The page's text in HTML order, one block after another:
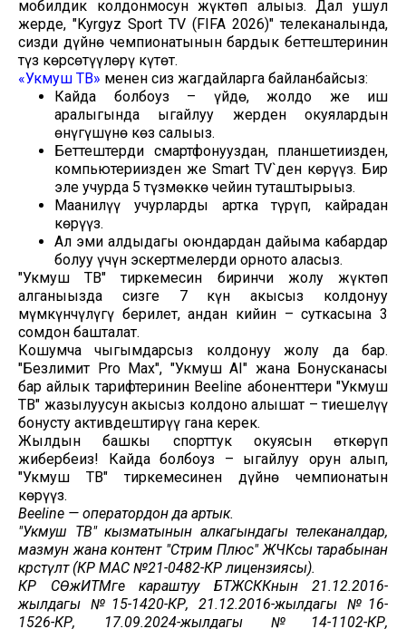
мобилдик колдонмосун жүктөп алыңыз. Дал ушул
жерде, "Kyrgyz Sport TV (FIFA 2026)" телеканалында,
сизди дүйнө чемпионатынын бардык беттештеринин
түз көрсөтүүлөрү күтөт.
«Укмуш ТВ» менен сиз жагдайларга байланбайсыз:
Кайда болбоңуз – үйдө, жолдо же иш
аралыгында ыңгайлуу жерден окуялардын
өнүгүшүнө көз салыңыз.
Беттештерди смартфонуңуздан, планшетиңизден,
компьютериңизден же Smart TV`ден көрүңүз. Бир
эле учурда 5 түзмөккө чейин туташтырыңыз.
Маанилүү учурларды артка түрүп, кайрадан
көрүңүз.
Ал эми алдыдагы оюндардан дайыма кабардар
болуу үчүн эскертмелерди орното аласыз.
"Укмуш ТВ" тиркемесин биринчи жолу жүктөп
алганыңызда сизге 7 күн акысыз колдонуу
мүмкүнчүлүгү берилет, андан кийин – суткасына 3
сомдон башталат.
Кошумча чыгымдарсыз колдонуу жолу да бар.
"Безлимит Pro Max", "Укмуш AI" жана Бонусканасы
бар айлык тарифтеринин Beeline абоненттери "Укмуш
ТВ" жазылуусун акысыз колдоно алышат – тиешелүү
бонусту активдештирүү гана керек.
Жылдын башкы спорттук окуясын өткөрүп
жибербеңиз! Кайда болбоңуз – ыңгайлуу орун алып,
"Укмуш ТВ" тиркемесинен дүйнө чемпионатын
көрүңүз.
Beeline — оператордон да артык.
"Укмуш ТВ" кызматынын алкагындагы телеканалдар,
мазмун жана контент "Стрим Плюс" ЖЧКсы тарабынан
көрсөтүлөт (КР МАС №21-0482-КР лицензиясы).
КР СӨжИТМге караштуу БТЖСККнын 21.12.2016-
жылдагы №15-1420-КР, 21.12.2016-жылдагы №16-
1526-КР, 17.09.2024-жылдагы №14-1102-КР,